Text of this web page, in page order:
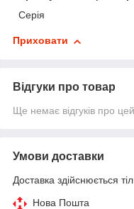
Серія
Приховати
Відгуки про товар
Ще немає відгуків про
Умови доставки
Доставка здійснюється
Нова Пошта